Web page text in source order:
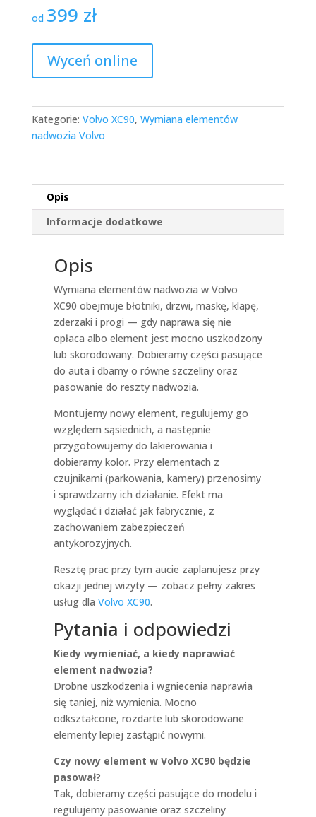
od 399 zł
Wyceń online
Kategorie: Volvo XC90, Wymiana elementów
nadwozia Volvo
Opis
Informacje dodatkowe
Opis
Wymiana elementów nadwozia w Volvo
XC90 obejmuje błotniki, drzwi, maskę, klapę,
zderzaki i progi — gdy naprawa się nie
opłaca albo element jest mocno uszkodzony
lub skorodowany. Dobieramy części pasujące
do auta i dbamy o równe szczeliny oraz
pasowanie do reszty nadwozia.
Montujemy nowy element, regulujemy go
względem sąsiednich, a następnie
przygotowujemy do lakierowania i
dobieramy kolor. Przy elementach z
czujnikami (parkowania, kamery) przenosimy
i sprawdzamy ich działanie. Efekt ma
wyglądać i działać jak fabrycznie, z
zachowaniem zabezpieczeń
antykorozyjnych.
Resztę prac przy tym aucie zaplanujesz przy
okazji jednej wizyty — zobacz pełny zakres
usług dla Volvo XC90.
Pytania i odpowiedzi
Kiedy wymieniać, a kiedy naprawiać
element nadwozia?
Drobne uszkodzenia i wgniecenia naprawia
się taniej, niż wymienia. Mocno
odkształcone, rozdarte lub skorodowane
elementy lepiej zastąpić nowymi.
Czy nowy element w Volvo XC90 będzie
pasował?
Tak, dobieramy części pasujące do modelu i
regulujemy pasowanie oraz szczeliny